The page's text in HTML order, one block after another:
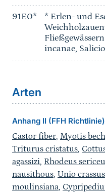
91E0*
* Erlen- und
incanae,
Arten
Anhang II (FFH Richtlinie)
Castor fiber, Myotis
Triturus cristatus,
agassizi, Rhodeus
nausithous, Unio crassus
moulinsiana,